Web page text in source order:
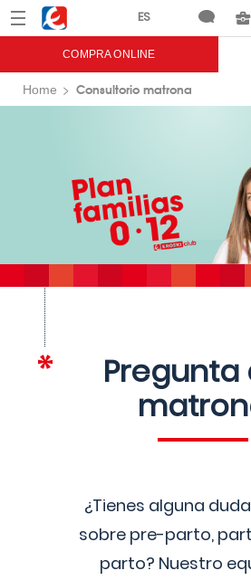
Menú Eroski
COMPRA ONLINE
Home Consultorio matrona
Pregunta
¿Tienes alguna
sobre pre-parto,
parto? Nuestro